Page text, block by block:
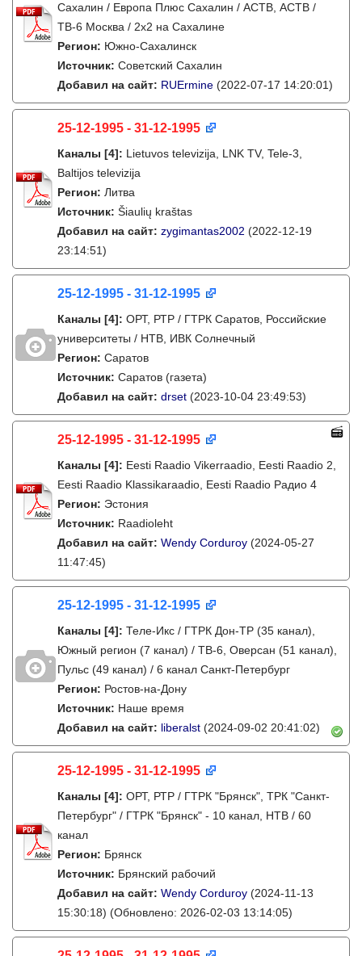
Сахалин / Европа Плюс Сахалин / АСТВ, АСТВ /
ТВ-6 Москва / 2х2 на Сахалине
Регион: Южно-Сахалинск
Источник: Советский Сахалин
Добавил на сайт: RUErmine (2022-07-17 14:20:01)
25-12-1995 - 31-12-1995
Каналы [4]: Lietuvos televizija, LNK TV, Tele-3,
Baltijos televizija
Регион: Литва
Источник: Šiaulių kraštas
Добавил на сайт: zygimantas2002 (2022-12-19
23:14:51)
25-12-1995 - 31-12-1995
Каналы [4]: ОРТ, РТР / ГТРК Саратов, Российские
университеты / НТВ, ИВК Солнечный
Регион: Саратов
Источник: Саратов (газета)
Добавил на сайт: drset (2023-10-04 23:49:53)
25-12-1995 - 31-12-1995
Каналы [4]: Eesti Raadio Vikerraadio, Eesti Raadio 2,
Eesti Raadio Klassikaraadio, Eesti Raadio Радио 4
Регион: Эстония
Источник: Raadioleht
Добавил на сайт: Wendy Corduroy (2024-05-27
11:47:45)
25-12-1995 - 31-12-1995
Каналы [4]: Теле-Икс / ГТРК Дон-ТР (35 канал),
Южный регион (7 канал) / ТВ-6, Оверсан (51 канал),
Пульс (49 канал) / 6 канал Санкт-Петербург
Регион: Ростов-на-Дону
Источник: Наше время
Добавил на сайт: liberalst (2024-09-02 20:41:02)
25-12-1995 - 31-12-1995
Каналы [4]: ОРТ, РТР / ГТРК "Брянск", ТРК "Санкт-
Петербург" / ГТРК "Брянск" - 10 канал, НТВ / 60
канал
Регион: Брянск
Источник: Брянский рабочий
Добавил на сайт: Wendy Corduroy (2024-11-13
15:30:18) (Обновлено: 2026-02-03 13:14:05)